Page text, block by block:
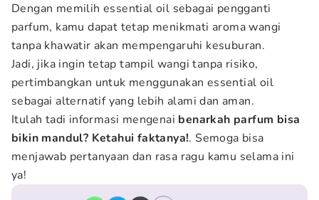
Dengan memilih essential oil sebagai pengganti
parfum, kamu dapat tetap menikmati aroma wangi
tanpa khawatir akan mempengaruhi kesuburan.
Jadi, jika ingin tetap tampil wangi tanpa risiko,
pertimbangkan untuk menggunakan essential oil
sebagai alternatif yang lebih alami dan aman.
Itulah tadi informasi mengenai benarkah parfum bisa
bikin mandul? Ketahui faktanya!. Semoga bisa
menjawab pertanyaan dan rasa ragu kamu selama ini
ya!